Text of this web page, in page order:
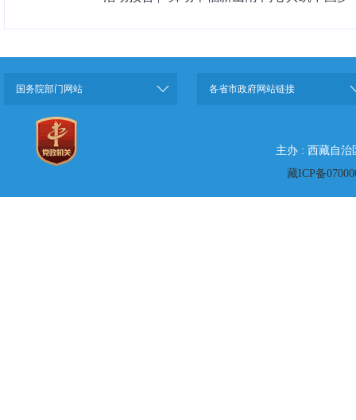
国务院部门网站 各省市政府网站链接
主办 : 西藏自治
藏ICP备